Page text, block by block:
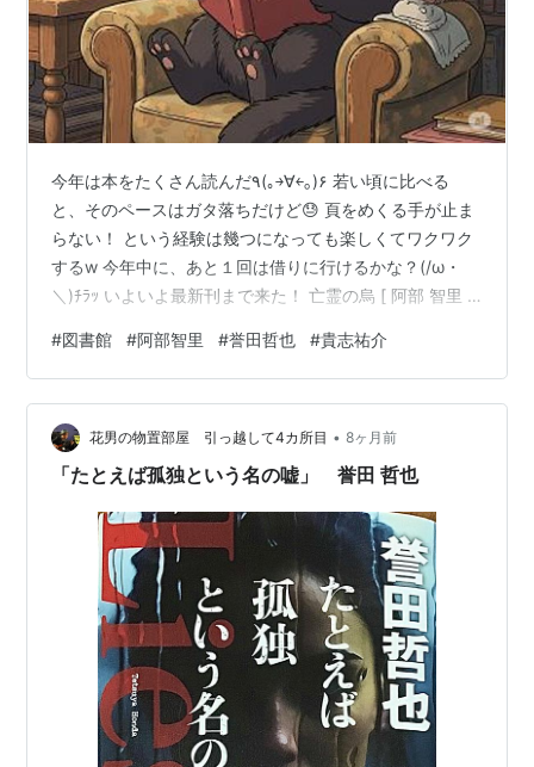
今年は本をたくさん読んだ٩(｡￫∀￩｡)۶ 若い頃に比べる
と、そのペースはガタ落ちだけど😓 頁をめくる手が止ま
らない！ という経験は幾つになっても楽しくてワクワク
するw 今年中に、あと１回は借りに行けるかな？(/ω・
＼)ﾁﾗｯ いよいよ最新刊まで来た！ 亡霊の烏 [ 阿部 智里 ]
１３冊もある😻 とワクワクしたのは最近だった気がする
のにっ 気付けば、最新刊まで辿り着いてしまいました。
それだけ面白くハマった証拠なんだけど 正直………何だ
か想像していたシリーズ展開と違ったわwww もっと治世
時代を濃く描いていくかと思いきや😓 あっという間に…
#図書館 #阿部智里 #誉田哲也 #貴志祐介
花男の物置部屋 引っ越して4カ所目 • 8ヶ月前
「たとえば孤独という名の嘘」 誉田 哲也